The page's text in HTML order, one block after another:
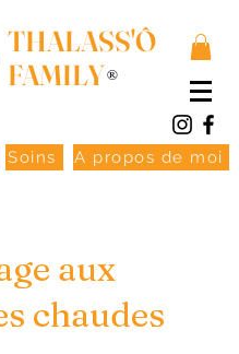
THALASS'Ô
FAMILY®
Soins A propos de moi
aux
chaudes